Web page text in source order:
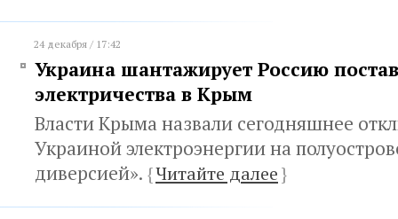
24 декабря / 17:42
Украина шантажирует Россию
электричества в Крым
Власти Крыма назвали сегодняшнее
Украиной электроэнергии на
диверсией». {Читайте далее}